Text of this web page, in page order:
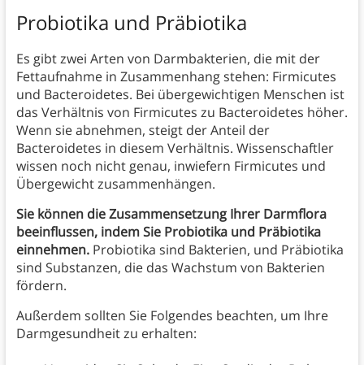
Probiotika und Präbiotika
Es gibt zwei Arten von Darmbakterien, die mit der
Fettaufnahme in Zusammenhang stehen: Firmicutes
und Bacteroidetes. Bei übergewichtigen Menschen ist
das Verhältnis von Firmicutes zu Bacteroidetes höher.
Wenn sie abnehmen, steigt der Anteil der
Bacteroidetes in diesem Verhältnis. Wissenschaftler
wissen noch nicht genau, inwiefern Firmicutes und
Übergewicht zusammenhängen.
Sie können die Zusammensetzung Ihrer Darmflora
beeinflussen, indem Sie Probiotika und Präbiotika
einnehmen.Probiotika sind Bakterien, und Präbiotika
sind Substanzen, die das Wachstum von Bakterien
fördern.
Außerdem sollten Sie Folgendes beachten, um Ihre
Darmgesundheit zu erhalten: